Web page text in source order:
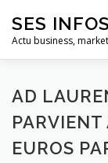
contenu
SES INFOS
Actu business,
BUSINESS
HIGH TECH ET
AD
PARVIENT
EUROS